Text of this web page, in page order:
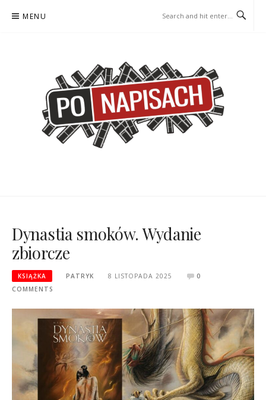
MENU
Dynastia smoków. Wydanie
zbiorcze
KSIĄŻKA PATRYK 8 LISTOPADA 2025
0
COMMENTS